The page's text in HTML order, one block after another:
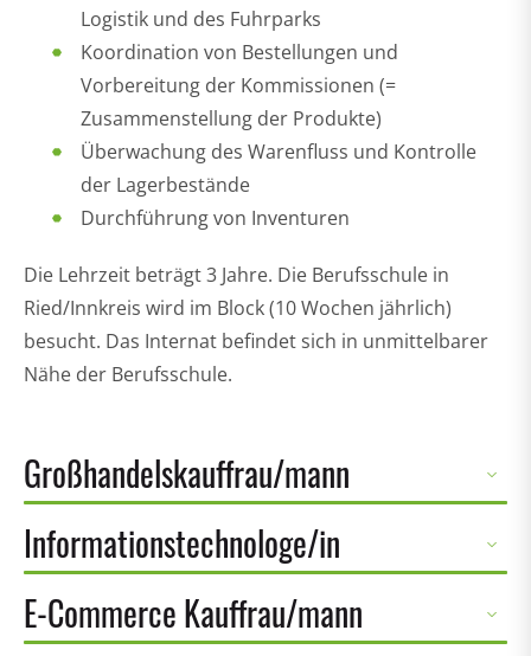
Logistik und des Fuhrparks
Koordination von Bestellungen und
Vorbereitung der Kommissionen (=
Zusammenstellung der Produkte)
Überwachung des Warenfluss und Kontrolle
der Lagerbestände
Durchführung von Inventuren
Die Lehrzeit beträgt 3 Jahre. Die Berufsschule in
Ried/Innkreis wird im Block (10 Wochen jährlich)
besucht. Das Internat befindet sich in unmittelbarer
Nähe der Berufsschule.
Großhandelskauffrau/mann
Informationstechnologe/in
E-Commerce Kauffrau/mann